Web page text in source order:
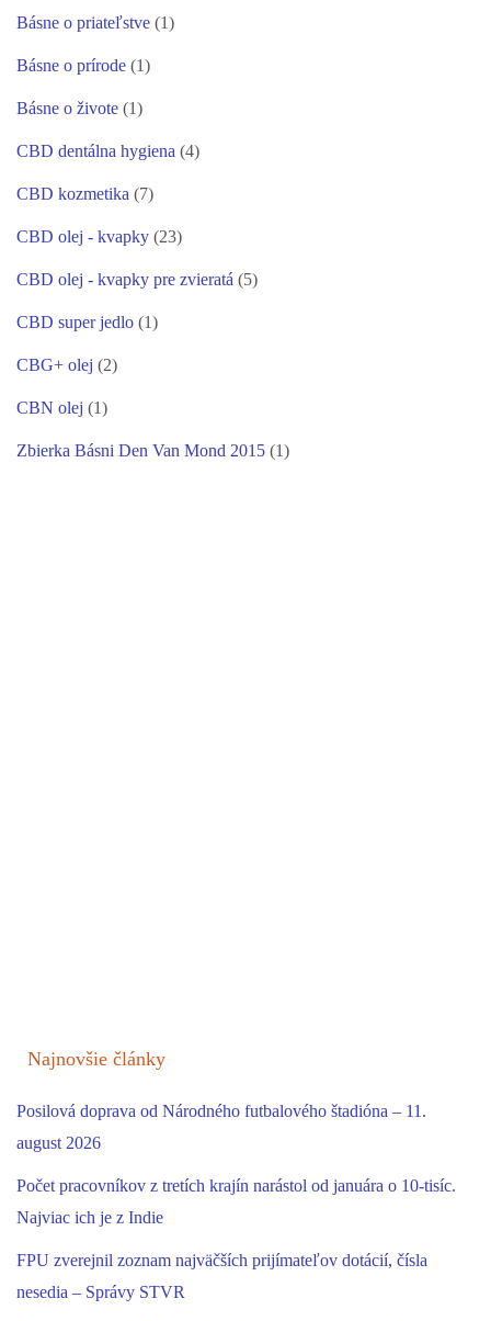
Básne o priateľstve (1)
Básne o prírode (1)
Básne o živote (1)
CBD dentálna hygiena (4)
CBD kozmetika (7)
CBD olej - kvapky (23)
CBD olej - kvapky pre zvieratá (5)
CBD super jedlo (1)
CBG+ olej (2)
CBN olej (1)
Zbierka Básni Den Van Mond 2015 (1)
Najnovšie články
Posilová doprava od Národného futbalového štadióna – 11.
august 2026
Počet pracovníkov z tretích krajín narástol od januára o 10-tisíc.
Najviac ich je z Indie
FPU zverejnil zoznam najväčších prijímateľov dotácií, čísla
nesedia – Správy STVR